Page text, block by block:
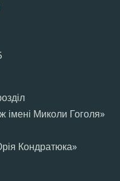
імені Миколи Гоголя»
Кондратюка»